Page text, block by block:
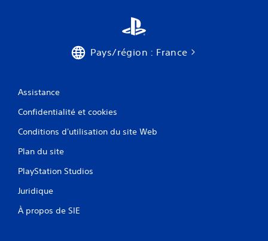
Pays/région : France
Assistance
Confidentialité et cookies
Conditions d'utilisation du site Web
Plan du site
PlayStation Studios
Juridique
À propos de SIE